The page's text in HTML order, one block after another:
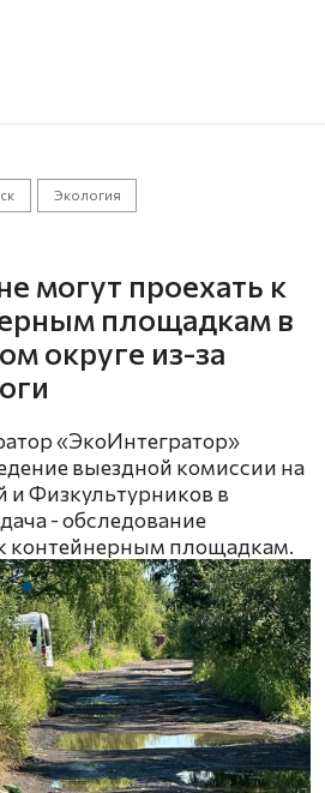
Экология
могут проехать к
площадкам в
округе из-за
«ЭкоИнтегратор»
выездной комиссии на
и Физкультурников в
- обследование
контейнерным площадкам.